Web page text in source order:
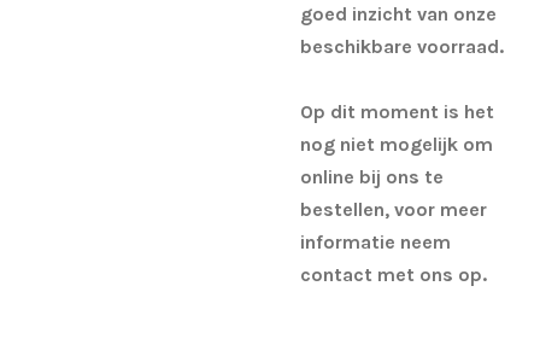
goed inzicht van onze
beschikbare voorraad.
Op dit moment is het
nog niet mogelijk om
online bij ons te
bestellen, voor meer
informatie neem
contact met ons op.